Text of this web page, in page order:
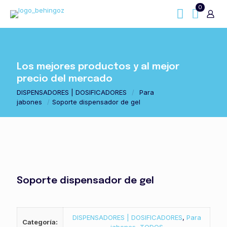
0
Los mejores productos y al mejor
precio del mercado
DISPENSADORES | DOSIFICADORES /
Para
jabones
/ Soporte dispensador de gel
Soporte dispensador de gel
Categoría:
DISPENSADORES | DOSIFICADORES, Para